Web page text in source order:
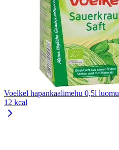
Voelkel hapankaalimehu 0,5l luomu
12 kcal